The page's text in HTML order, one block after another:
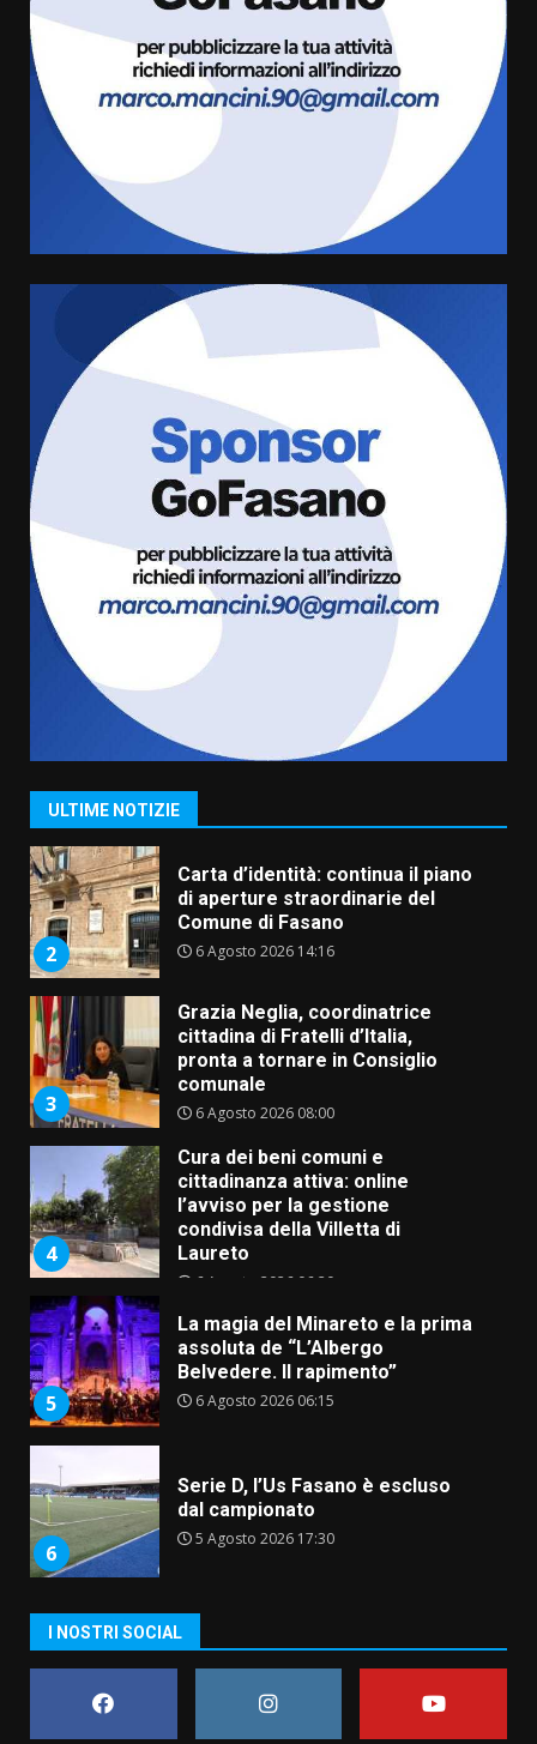
ULTIME NOTIZIE
pronta a tornare in Consiglio
comunale
6 Agosto 2026 08:00
Cura dei beni comuni e
cittadinanza attiva: online
l’avviso per la gestione
condivisa della Villetta di
assoluta de “L’Albergo
Belvedere. Il rapimento”
6 Agosto 2026 06:15
Serie D, l’Us Fasano è escluso
dal campionato
5 Agosto 2026 17:30
Truffatori in azione nelle
frazioni fasanesi
5 Agosto 2026 11:03
1
Fasanese ferito a colpi di arma
da fuoco
6 Agosto 2026 18:13
2
Carta d’identità: continua il piano
di aperture straordinarie del
Comune di Fasano
6 Agosto 2026 14:16
3
Grazia Neglia, coordinatrice
cittadina di Fratelli d’Italia,
pronta a tornare in Consiglio
comunale
6 Agosto 2026 08:00
4
Cura dei beni comuni e
cittadinanza attiva: online
l’avviso per la gestione
condivisa della Villetta di
Laureto
6 Agosto 2026 06:20
5
La magia del Minareto e la prima
assoluta de “L’Albergo
Belvedere. Il rapimento”
6 Agosto 2026 06:15
6
Serie D, l’Us Fasano è escluso
dal campionato
5 Agosto 2026 17:30
Truffatori in azione nelle
I NOSTRI SOCIAL